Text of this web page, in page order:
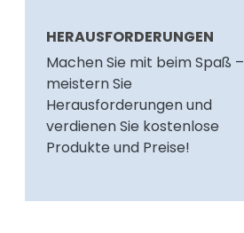
HERAUSFORDERUNGEN
Machen Sie mit beim Spaß –
meistern Sie
Herausforderungen und
verdienen Sie kostenlose
Produkte und Preise!